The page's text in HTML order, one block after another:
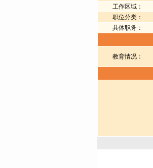
工作区域：
职位分类：
具体职务：
教育情况：